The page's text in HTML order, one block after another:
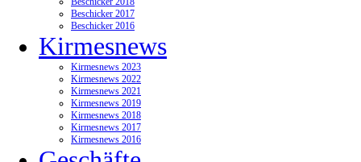
Beschicker 2017
Beschicker 2016
Kirmesnews
Kirmesnews 2023
Kirmesnews 2022
Kirmesnews 2021
Kirmesnews 2019
Kirmesnews 2018
Kirmesnews 2017
Kirmesnews 2016